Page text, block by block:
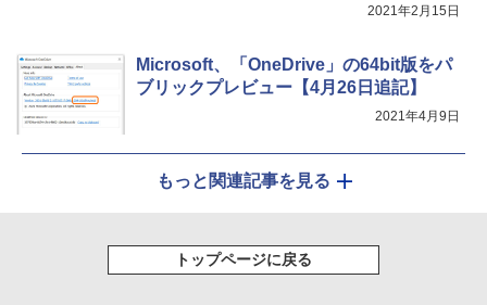
2021年2月15日
Microsoft、「OneDrive」の64bit版をパ
ブリックプレビュー【4月26日追記】
2021年4月9日
もっと関連記事を見る
トップページに戻る